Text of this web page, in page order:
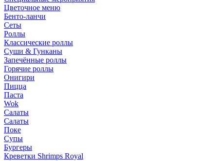
Цветочное меню
Бенто-ланчи
Сеты
Роллы
Классические роллы
Суши & Гунканы
Запечённые роллы
Горячие роллы
Онигири
Пицца
Паста
Wok
Салаты
Салаты
Поке
Супы
Бургеры
Креветки Shrimps Royal